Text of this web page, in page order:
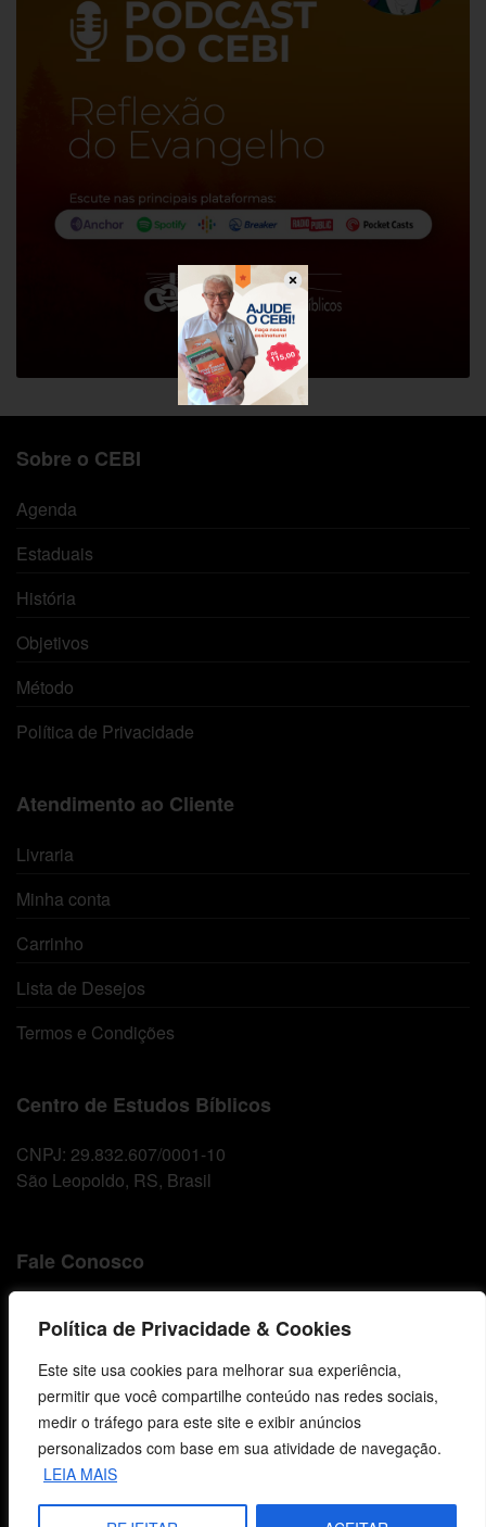
Política de Privacidade & Cookies
Este site usa cookies para melhorar sua experiência,
permitir que você compartilhe conteúdo nas redes sociais,
medir o tráfego para este site e exibir anúncios
personalizados com base em sua atividade de navegação.
LEIA MAIS
Sobre o CEBI
Agenda
Estaduais
História
Objetivos
Método
Política de Privacidade
Atendimento ao Cliente
Livraria
Minha conta
Carrinho
Lista de Desejos
Termos e Condições
Centro de Estudos Bíblicos
CNPJ: 29.832.607/0001-10
São Leopoldo, RS, Brasil
Fale Conosco
vendas@cebi.org.br
comunicacao@cebi.org.br
WhatsApp / Vendas
+55 (51) 99734-4518
WhatsApp / Comunicação
+55 (51) 99799-3041